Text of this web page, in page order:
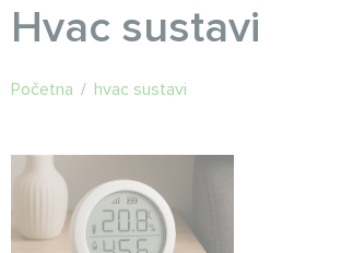
Hvac sustavi
Početna / hvac sustavi